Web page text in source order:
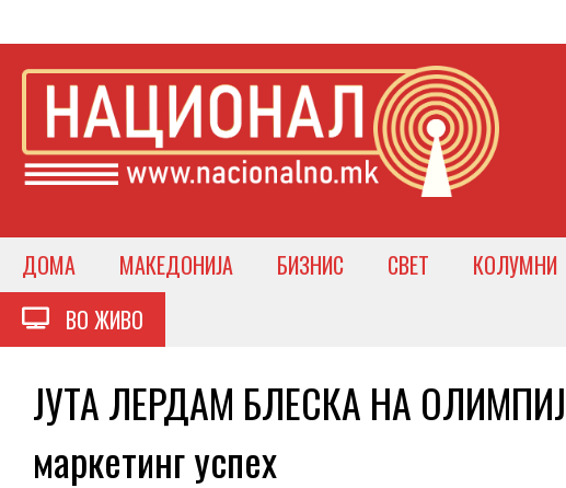
ДОМА МАКЕДОНИЈА БИЗНИС СВЕТ КОЛУМНИ
ВО ЖИВО
ЈУТА ЛЕРДАМ БЛЕСКА НА
маркетинг успех